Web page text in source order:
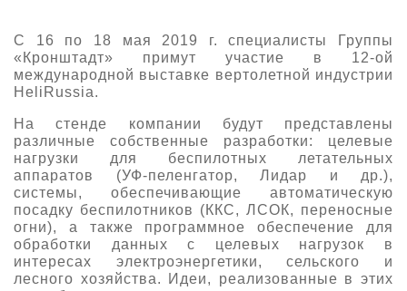
477-
33-81
О выставке
Партнеры выставки
Крокус Экспо
Даты будущих выставок
Документы
Для участников
Заявка на участие
Заочное участие
Для посетителей
Место проведения HeliRussia
Для СМИ
Аккредитация прессы
Архив
С 16 по 18 мая 2019 г. специалисты Группы
«Кронштадт» примут участие в 12-ой
международной выставке вертолетной индустрии
HeliRussia.
На стенде компании будут представлены
различные собственные разработки: целевые
нагрузки для беспилотных летательных
аппаратов (УФ-пеленгатор, Лидар и др.),
системы, обеспечивающие автоматическую
посадку беспилотников (ККС, ЛСОК, переносные
огни), а также программное обеспечение для
обработки данных с целевых нагрузок в
интересах электроэнергетики, сельского и
лесного хозяйства. Идеи, реализованные в этих